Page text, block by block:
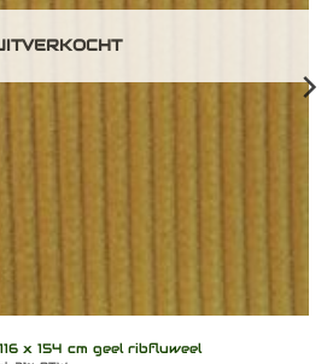
x 154 cm geel ribfluweel